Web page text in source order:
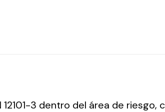
3 dentro del área de